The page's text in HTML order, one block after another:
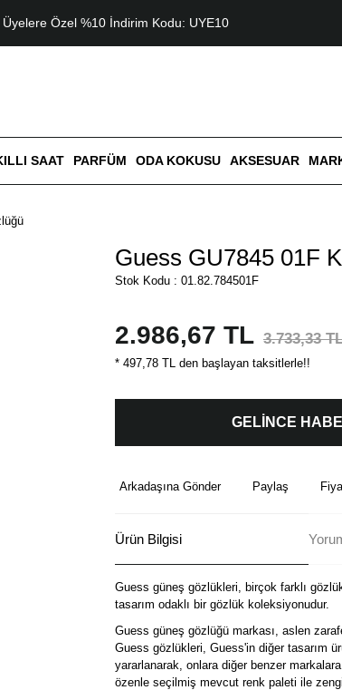
Üyelere Özel %10 İndirim Kodu: UYE10
SAAT PARFÜM ODA KOKUSU AKSESUAR
Guess GU7845 01F
Stok Kodu : 01.82.784501F
2.986,67 TL 3.733,33
* 497,78 TL den başlayan taksitlerle!!
GELİNCE
Arkadaşına Gönder Paylaş
Ürün Bilgisi
Guess güneş gözlükleri, birçok farklı
tasarım odaklı bir gözlük koleksiyonudur.
Guess güneş gözlüğü markası, aslen
Guess gözlükleri, Guess'in diğer tasarım
yararlanarak, onlara diğer benzer
özenle seçilmiş mevcut renk paleti ile